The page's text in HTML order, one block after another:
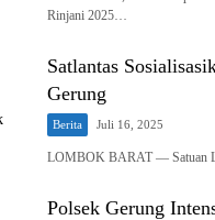
Rinjani 2025…
Satlantas
Gerung
Berita Juli 16, 2025
LOMBOK BARAT — Satuan
Polsek Gerung